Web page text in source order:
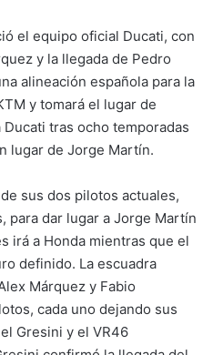
el equipo oficial Ducati, con
y la llegada de Pedro
alineación española para la
y tomará el lugar de
tras ocho temporadas
lugar de Jorge Martín.
sus dos pilotos actuales,
para dar lugar a Jorge Martín
irá a Honda mientras que el
definido. La escuadra
Márquez y Fabio
cada uno dejando sus
Gresini y el VR46